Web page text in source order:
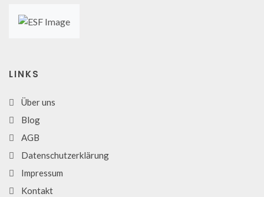
LINKS
Über uns
Blog
AGB
Datenschutzerklärung
Impressum
Kontakt